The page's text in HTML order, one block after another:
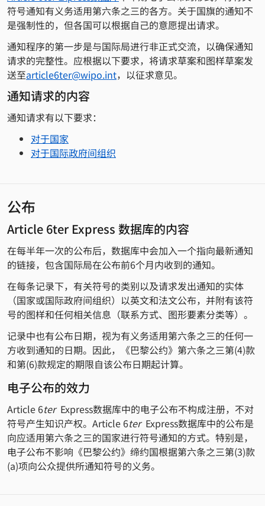
符号通知有义务适用第六条之三的各方。关于国旗的通知不
是强制性的，但各国可以根据自己的意愿提出请求。
通知程序的第一步是与国际局进行非正式交流，以确保通知
请求的完整性。应根据以下要求，将请求草案和图样草案发
送至article6ter@wipo.int，以征求意见。
通知请求的内容
通知请求有以下要求：
对于国家
对于国际政府间组织
公布
Article 6ter Express 数据库的内容
在每半年一次的公布后，数据库中会加入一个指向最新通知
的链接，包含国际局在公布前6个月内收到的通知。
在每条记录下，有关符号的类别以及请求发出通知的实体
（国家或国际政府间组织）以英文和法文公布，并附有该符
号的图样和任何相关信息（联系方式、图形要素分类等）。
记录中也有公布日期，视为有义务适用第六条之三的任何一
方收到通知的日期。因此，《巴黎公约》第六条之三第(4)款
和第(6)款规定的期限自该公布日期起计算。
电子公布的效力
Article 6ter Express数据库中的电子公布不构成注册，不对
符号产生知识产权。Article 6ter Express数据库中的公布是
向应适用第六条之三的国家进行符号通知的方式。特别是，
电子公布不影响《巴黎公约》缔约国根据第六条之三第(3)款
(a)项向公众提供所通知符号的义务。